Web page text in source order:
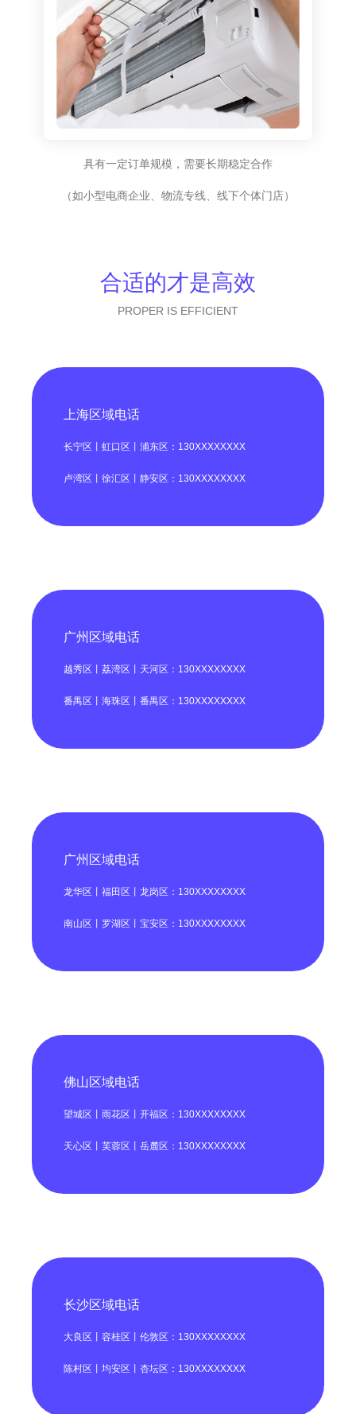
具有一定订单规模，需要长期稳定合作
（如小型电商企业、物流专线、线下个体门店）
合适的才是高效
PROPER IS EFFICIENT
上海区域电话
长宁区丨虹口区丨浦东区：130XXXXXXXX
卢湾区丨徐汇区丨静安区：130XXXXXXXX
广州区域电话
越秀区丨荔湾区丨天河区：130XXXXXXXX
番禺区丨海珠区丨番禺区：130XXXXXXXX
广州区域电话
龙华区丨福田区丨龙岗区：130XXXXXXXX
南山区丨罗湖区丨宝安区：130XXXXXXXX
佛山区域电话
望城区丨雨花区丨开福区：130XXXXXXXX
天心区丨芙蓉区丨岳麓区：130XXXXXXXX
长沙区域电话
大良区丨容桂区丨伦敦区：130XXXXXXXX
陈村区丨均安区丨杏坛区：130XXXXXXXX